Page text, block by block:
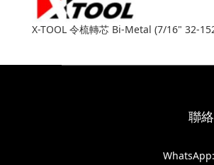
X-TOOL 令梳轉芯 Bi-Metal (7/16" 32-
聯